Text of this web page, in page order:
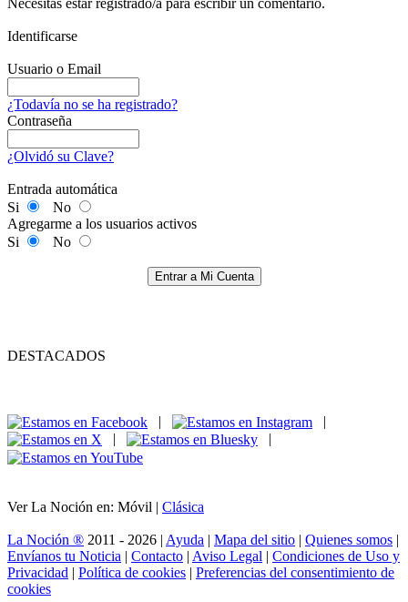
Identificarse
Usuario o Email
¿Todavía no se ha registrado?
Contraseña
¿Olvidó su Clave?
Entrada automática
Si
No
Agregarme a los usuarios activos
Si
No
Entrar a Mi Cuenta
DESTACADOS
|
|
|
|
Ver La Noción en: Móvil | Clásica
La Noción ® 2011 - 2026 | Ayuda | Mapa del sitio | Quienes somos |
Envíanos tu Noticia | Contacto | Aviso Legal | Condiciones de Uso y
Privacidad | Política de cookies | Preferencias del consentimiento de
cookies